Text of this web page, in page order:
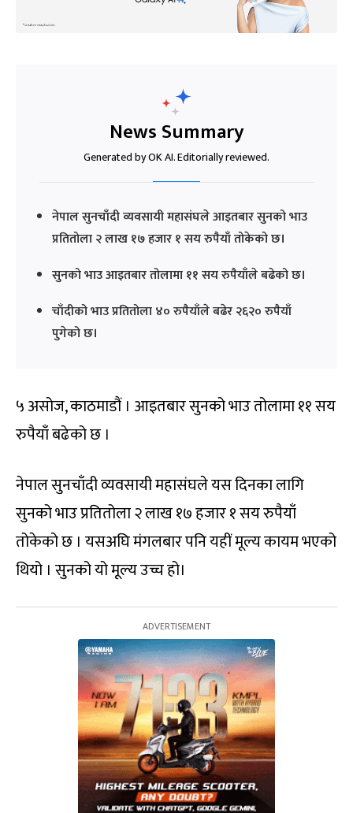
News Summary
Generated by OK AI. Editorially reviewed.
नेपाल सुनचाँदी व्यवसायी महासंघले आइतबार सुनको भाउ
प्रतितोला २ लाख १७ हजार १ सय रुपैयाँ तोकेको छ।
सुनको भाउ आइतबार तोलामा ११ सय रुपैयाँले बढेको छ।
चाँदीको भाउ प्रतितोला ४० रुपैयाँले बढेर २६२० रुपैयाँ
पुगेको छ।
५ असोज, काठमाडौं । आइतबार सुनको भाउ तोलामा ११ सय
रुपैयाँ बढेको छ ।
नेपाल सुनचाँदी व्यवसायी महासंघले यस दिनका लागि
सुनको भाउ प्रतितोला २ लाख १७ हजार १ सय रुपैयाँ
तोकेको छ । यसअघि मंगलबार पनि यहीं मूल्य कायम भएको
थियो । सुनको यो मूल्य उच्च हो।